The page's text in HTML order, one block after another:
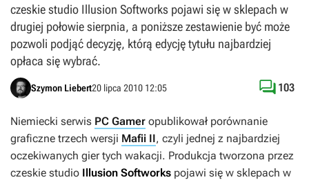
czeskie studio Illusion Softworks pojawi się w sklepach w
drugiej połowie sierpnia, a poniższe zestawienie być może
pozwoli podjąć decyzję, którą edycję tytułu najbardziej
opłaca się wybrać.
Szymon Liebert20 lipca 2010 12:05  103
Niemiecki serwis PC Gamer opublikował porównanie
graficzne trzech wersji Mafii II, czyli jednej z najbardziej
oczekiwanych gier tych wakacji. Produkcja tworzona przez
czeskie studio Illusion Softworks pojawi się w sklepach w